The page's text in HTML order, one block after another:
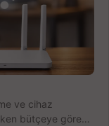
ve cihaz
bütçeye göre